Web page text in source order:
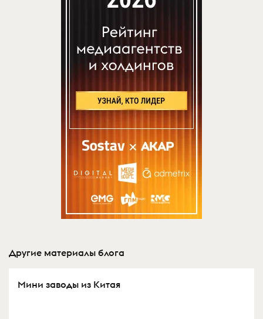
Другие материалы блога
Мини заводы из Китая